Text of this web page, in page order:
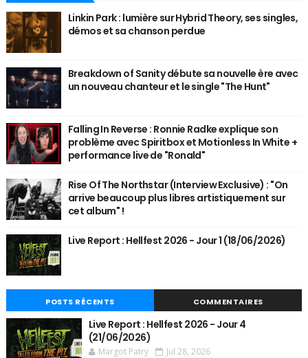
Linkin Park : lumière sur Hybrid Theory, ses singles,
démos et sa chanson perdue
Breakdown of Sanity débute sa nouvelle ère avec
un nouveau chanteur et le single "The Hunt"
Falling In Reverse : Ronnie Radke explique son
problème avec Spiritbox et Motionless In White +
performance live de "Ronald"
Rise Of The Northstar (Interview Exclusive) : "On
arrive beaucoup plus libres artistiquement sur
cet album" !
Live Report : Hellfest 2026 - Jour 1 (18/06/2026)
POSTS RÉCENTS COMMENTAIRES
Live Report : Hellfest 2026 - Jour 4
(21/06/2026)
Margot Patry Jul 28, 2026